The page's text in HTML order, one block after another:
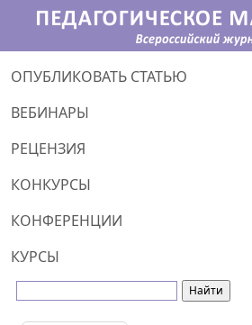
ОПУБЛИКОВАТЬ СТАТЬЮ
ВЕБИНАРЫ
РЕЦЕНЗИЯ
КОНКУРСЫ
КОНФЕРЕНЦИИ
КУРСЫ